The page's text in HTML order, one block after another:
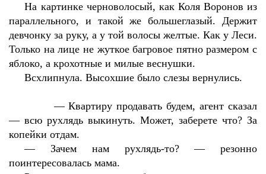
На картинке черноволосый, как Коля Воронов из
параллельного, и такой же большеглазый. Держит
девчонку за руку, а у той волосы желтые. Как у Леси.
Только на лице не жуткое багровое пятно размером с
яблоко, а крохотные и милые веснушки.
Всхлипнула. Высохшие было слезы вернулись.
—Квартиру продавать будем, агент сказал
— всю рухлядь выкинуть. Может, заберете что? За
копейки отдам.
—Зачем нам рухлядь-то? — резонно
поинтересовалась мама.